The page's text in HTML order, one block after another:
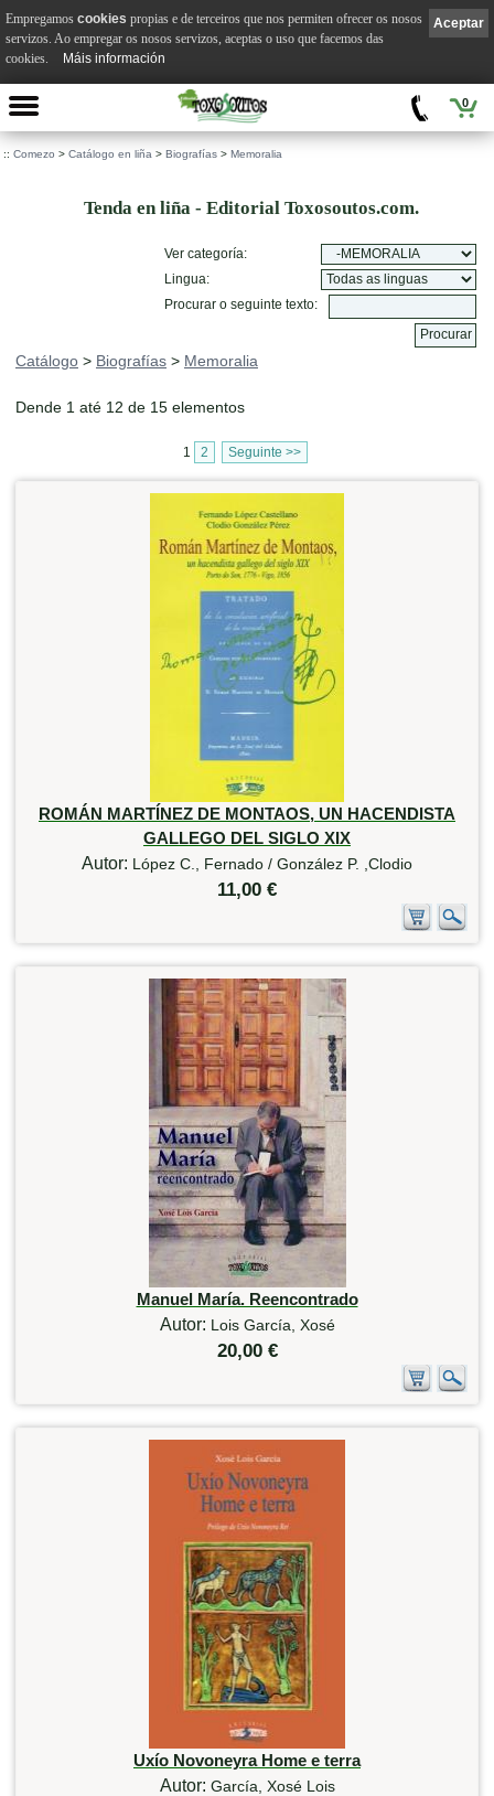
0
:: Comezo > Catálogo en liña > Biografías > Memoralia
Tenda en liña - Editorial Toxosoutos.com.
Ver categoría:
Lingua:
Procurar o seguinte texto:
Catálogo > Biografías > Memoralia
Dende 1 até 12 de 15 elementos
1 2 Seguinte >>
ROMÁN MARTÍNEZ DE MONTAOS, UN HACENDISTA
GALLEGO DEL SIGLO XIX
Autor: López C., Fernado / González P. ,Clodio
11,00 €
Manuel María. Reencontrado
Autor: Lois García, Xosé
20,00 €
Uxío Novoneyra Home e terra
Autor: García, Xosé Lois
Aceptar
Empregamos cookies propias e de terceiros que nos permiten ofrecer os nosos
servizos. Ao empregar os nosos servizos, aceptas o uso que facemos das
cookies.
Máis información